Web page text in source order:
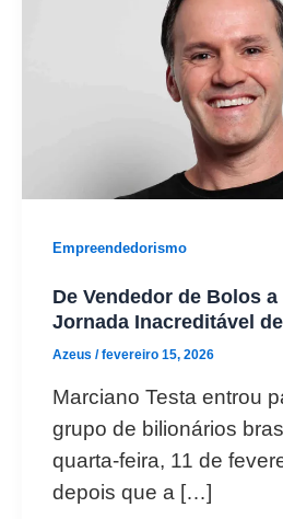
Empreendedorismo
De Vendedor de Bolos
Jornada Inacreditável
Azeus /fevereiro 15, 2026
Marciano Testa entrou
grupo de bilionários
quarta-feira, 11 de
depois que a […]